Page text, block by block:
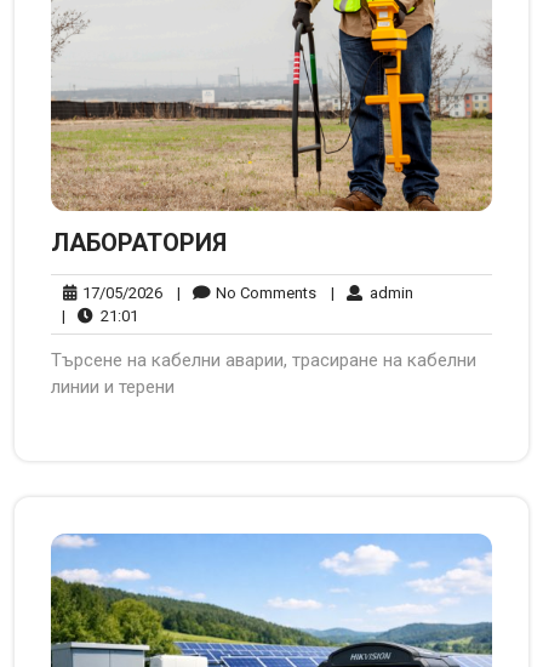
ЛАБОРАТОРИЯ
17/05/202617/05/2026
| No CommentsNo| admin
|
21:01
Търсене на кабелни аварии, трасиране на кабелни
линии и терени